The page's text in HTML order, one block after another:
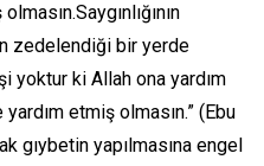
zedelendiği bir yerde
yoktur ki Allah ona yardım
etmiş olmasın.” (Ebu
gıybetin yapılmasına engel